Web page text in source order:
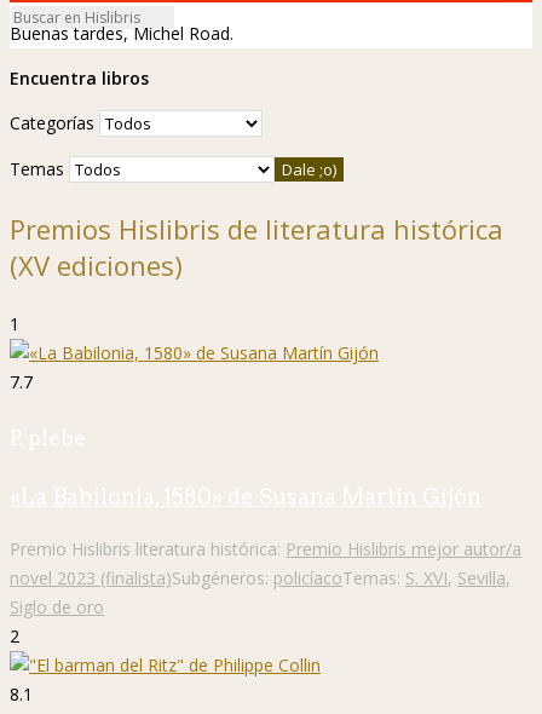
Buenas tardes, Michel Road.
Encuentra libros
Categorías
Temas
Premios Hislibris de literatura histórica
(XV ediciones)
1
7.7
P. plebe
«La Babilonia, 1580» de Susana Martín Gijón
Premio Hislibris literatura histórica: Premio Hislibris mejor autor/a
novel 2023 (finalista)Subgéneros: policíacoTemas: S. XVI, Sevilla,
Siglo de oro
2
8.1